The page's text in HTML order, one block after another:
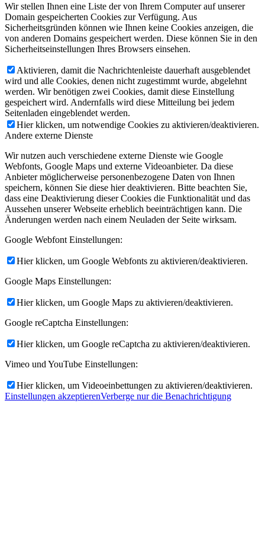
Wir stellen Ihnen eine Liste der von Ihrem Computer auf unserer
Domain gespeicherten Cookies zur Verfügung. Aus
Sicherheitsgründen können wie Ihnen keine Cookies anzeigen, die
von anderen Domains gespeichert werden. Diese können Sie in den
Sicherheitseinstellungen Ihres Browsers einsehen.
Aktivieren, damit die Nachrichtenleiste dauerhaft ausgeblendet
wird und alle Cookies, denen nicht zugestimmt wurde, abgelehnt
werden. Wir benötigen zwei Cookies, damit diese Einstellung
gespeichert wird. Andernfalls wird diese Mitteilung bei jedem
Seitenladen eingeblendet werden.
Hier klicken, um notwendige Cookies zu aktivieren/deaktivieren.
Andere externe Dienste
Wir nutzen auch verschiedene externe Dienste wie Google
Webfonts, Google Maps und externe Videoanbieter. Da diese
Anbieter möglicherweise personenbezogene Daten von Ihnen
speichern, können Sie diese hier deaktivieren. Bitte beachten Sie,
dass eine Deaktivierung dieser Cookies die Funktionalität und das
Aussehen unserer Webseite erheblich beeinträchtigen kann. Die
Änderungen werden nach einem Neuladen der Seite wirksam.
Google Webfont Einstellungen:
Hier klicken, um Google Webfonts zu aktivieren/deaktivieren.
Google Maps Einstellungen:
Hier klicken, um Google Maps zu aktivieren/deaktivieren.
Google reCaptcha Einstellungen:
Hier klicken, um Google reCaptcha zu aktivieren/deaktivieren.
Vimeo und YouTube Einstellungen:
Hier klicken, um Videoeinbettungen zu aktivieren/deaktivieren.
Einstellungen akzeptierenVerberge nur die Benachrichtigung